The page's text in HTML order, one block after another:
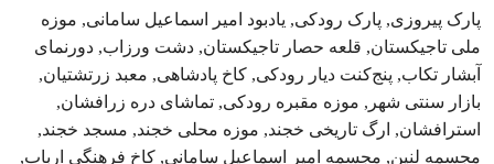
پارک پیروزی, پارک رودکی, یادبود امیر اسماعیل سامانی, موزه
ملی تاجیکستان, قلعه حصار تاجیکستان, دشت ورزاب, دورنمای
آبشار تکاب, پنج‌کنت دیار رودکی, کاخ پادشاهی, معبد زرتشتیان,
بازار سنتی شهر, موزه مقبره رودکی, تماشای دره زرافشان,
استرافشان, ارگ تاریخی خجند, موزه محلی خجند, مسجد خجند,
مجسمه لنین, مجسمه امیر اسماعیل سامانی, کاخ فرهنگی ارباب,